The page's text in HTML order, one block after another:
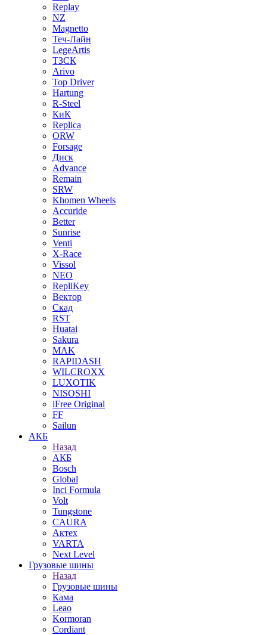
Replay
NZ
Magnetto
Теч-Лайн
LegeArtis
ТЗСК
Arivo
Top Driver
Hartung
R-Steel
КиК
Replica
ORW
Forsage
Диск
Advance
Remain
SRW
Khomen Wheels
Accuride
Better
Sunrise
Venti
X-Race
Vissol
NEO
RepliKey
Вектор
Скад
RST
Huatai
Sakura
MAK
RAPIDASH
WILCROXX
LUXOTIK
NISOSHI
iFree Original
FF
Sailun
АКБ
Назад
АКБ
Bosch
Global
Inci Formula
Volt
Tungstone
CAURA
Актех
VARTA
Next Level
Грузовые шины
Назад
Грузовые шины
Кама
Leao
Kormoran
Cordiant